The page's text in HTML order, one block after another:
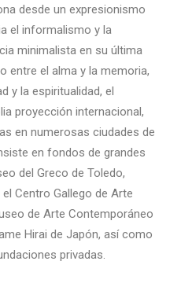
desde un expresionismo
el informalismo y la
minimalista en su última
entre el alma y la memoria,
y la espiritualidad, el
proyección internacional,
en numerosas ciudades de
en fondos de grandes
del Greco de Toledo,
Centro Gallego de Arte
de Arte Contemporáneo
Hirai de Japón, así como
privadas.